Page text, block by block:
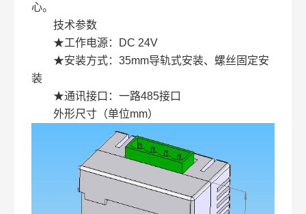
心。
技术参数
★工作电源：DC 24V
★安装方式：35mm导轨式安装、螺丝固定安
装
★通讯接口：一路485接口
外形尺寸（单位mm）